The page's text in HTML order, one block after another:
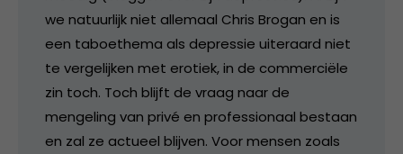
we natuurlijk niet allemaal Chris Brogan en is
een taboethema als depressie uiteraard niet
te vergelijken met erotiek, in de commerciële
zin toch. Toch blijft de vraag naar de
mengeling van privé en professionaal bestaan
en zal ze actueel blijven. Voor mensen zoals